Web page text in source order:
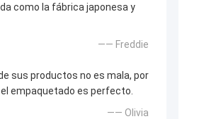
como la fábrica japonesa y
—— Freddie
sus productos no es mala, por
empaquetado es perfecto.
—— Olivia